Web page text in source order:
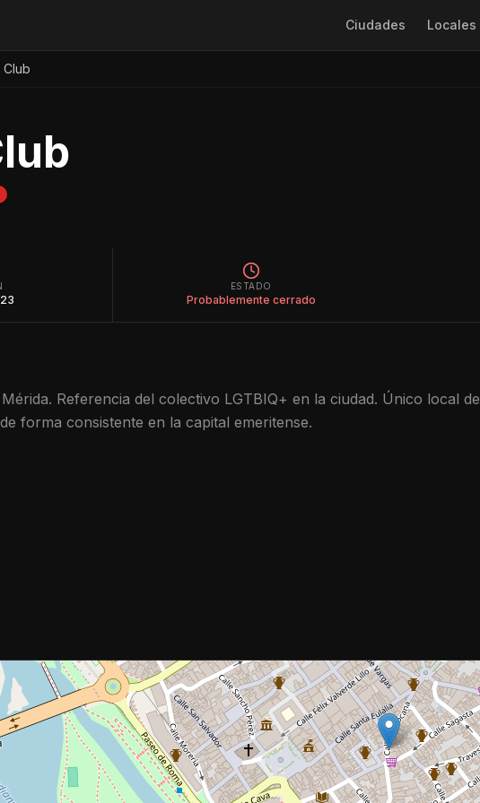
Ciudades Locales
Club
ESTADO
Probablemente cerrado
Referencia del colectivo LGTBIQ+ en la ciudad. Único local de
forma consistente en la capital emeritense.